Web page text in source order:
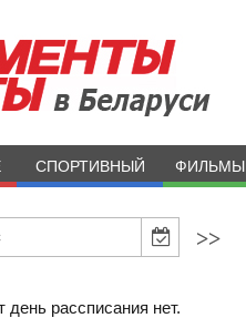
СПОРТИВНЫЙ ФИЛЬМЫ
>>
рассписания нет.